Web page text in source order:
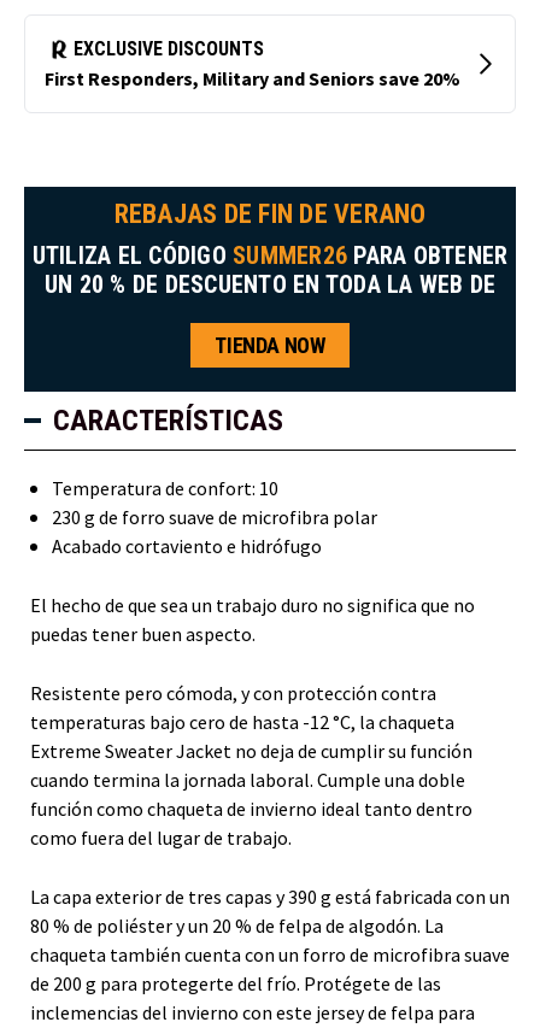
REBAJAS DE FIN DE VERANO
UTILIZA EL CÓDIGO SUMMER26 PARA OBTENER
UN 20 % DE DESCUENTO EN TODA LA WEB DE
TIENDA NOW
CARACTERÍSTICAS
Temperatura de confort: 10
230 g de forro suave de microfibra polar
Acabado cortaviento e hidrófugo
El hecho de que sea un trabajo duro no significa que no
puedas tener buen aspecto.
Resistente pero cómoda, y con protección contra
temperaturas bajo cero de hasta -12 °C, la chaqueta
Extreme Sweater Jacket no deja de cumplir su función
cuando termina la jornada laboral. Cumple una doble
función como chaqueta de invierno ideal tanto dentro
como fuera del lugar de trabajo.
La capa exterior de tres capas y 390 g está fabricada con un
80 % de poliéster y un 20 % de felpa de algodón. La
chaqueta también cuenta con un forro de microfibra suave
de 200 g para protegerte del frío. Protégete de las
inclemencias del invierno con este jersey de felpa para